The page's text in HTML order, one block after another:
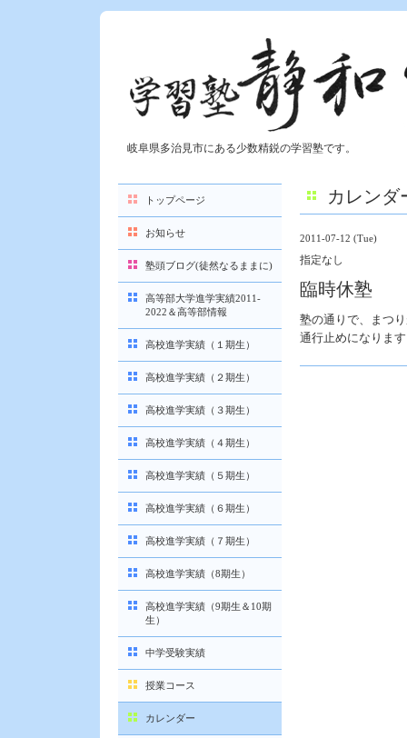
岐阜県多治見市にある少数精鋭の学習塾です。
カレンダ
2011-07-12 (Tue)
指定なし
臨時休塾
塾の通りで、まつ
通行止めになりま
トップページ
お知らせ
塾頭ブログ(徒然なるままに)
高等部大学進学実績2011-
2022＆高等部情報
高校進学実績（１期生）
高校進学実績（２期生）
高校進学実績（３期生）
高校進学実績（４期生）
高校進学実績（５期生）
高校進学実績（６期生）
高校進学実績（７期生）
高校進学実績（8期生）
高校進学実績（9期生＆10期
生）
中学受験実績
授業コース
カレンダー